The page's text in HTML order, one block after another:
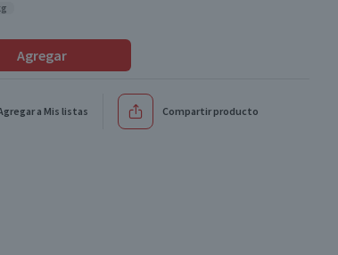
Agregar
a Mis listas Compartir producto